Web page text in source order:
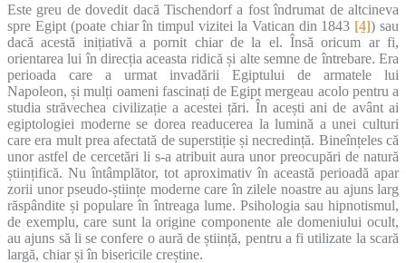
Este greu de dovedit dacă Tischendorf a fost îndrumat de altcineva
spre Egipt (poate chiar în timpul vizitei la Vatican din 1843 [4]) sau
dacă acestă inițiativă a pornit chiar de la el. Însă oricum ar fi,
orientarea lui în direcția aceasta ridică și alte semne de întrebare. Era
perioada care a urmat invadării Egiptului de armatele lui
Napoleon, și mulți oameni fascinați de Egipt mergeau acolo pentru a
studia străvechea civilizație a acestei țări. În acești ani de avânt ai
egiptologiei moderne se dorea readucerea la lumină a unei culturi
care era mult prea afectată de superstiție și necredință. Bineînțeles că
unor astfel de cercetări li s-a atribuit aura unor preocupări de natură
științifică. Nu întâmplător, tot aproximativ în această perioadă apar
zorii unor pseudo-științe moderne care în zilele noastre au ajuns larg
răspândite și populare în întreaga lume. Psihologia sau hipnotismul,
de exemplu, care sunt la origine componente ale domeniului ocult,
au ajuns să li se confere o aură de știință, pentru a fi utilizate la scară
largă, chiar și în bisericile creștine.